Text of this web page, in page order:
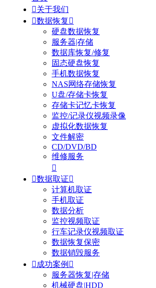
关于我们
数据恢复 
硬盘数据恢复
服务器|存储
数据库恢复/修复
固态硬盘恢复
手机数据恢复
NAS网络存储恢复
U盘/存储卡恢复
存储卡记忆卡恢复
监控/记录仪视频录像
虚拟化数据恢复
文件解密
CD/DVD/BD
维修服务

数据取证
计算机取证
手机取证
数据分析
监控视频取证
行车记录仪视频取证
数据恢复保密
数据销毁服务
 成功案例 
服务器恢复|存储
机械硬盘|HDD